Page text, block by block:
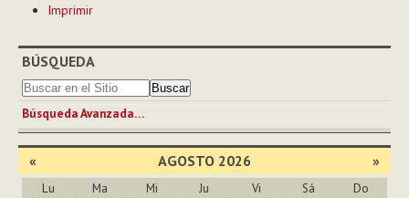
de
Imprimir
BÚSQUEDA
Búsqueda Avanzada…
« AGOSTO 2026 »
Lu Ma Mi Ju Vi Sá Do